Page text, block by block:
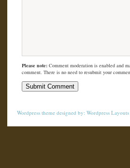
Please note: Comment moderation is enabled and
comment. There is no need to resubmit your
Wordpress theme designed by: Wordpress Layouts